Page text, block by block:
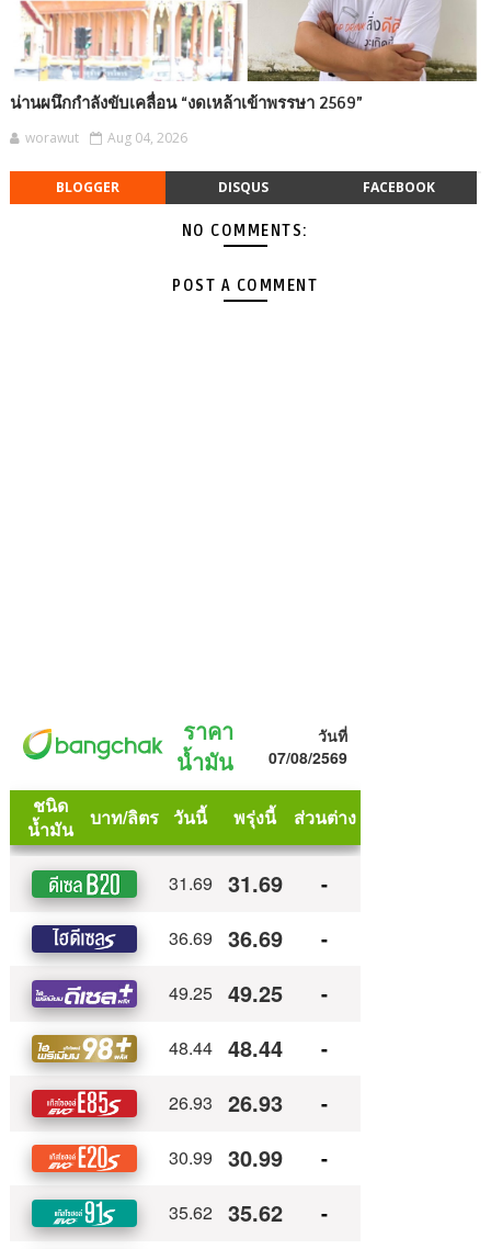
น่านผนึกกำลังขับเคลื่อน “งดเหล้าเข้าพรรษา 2569”
worawut Aug 04, 2026
BLOGGER DISQUS FACEBOOK
NO COMMENTS:
POST A COMMENT